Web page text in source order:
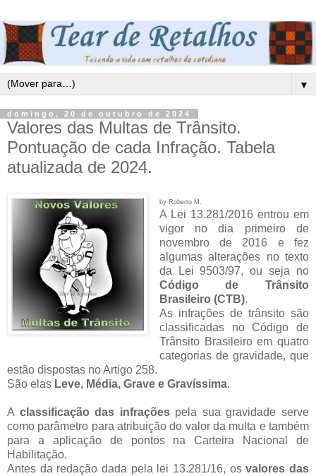
▼
domingo, 20 de outubro de 2024
Valores das Multas de Trânsito.
Pontuação de cada Infração. Tabela
atualizada de 2024.
by Roberto M.
A Lei 13.281/2016 entrou em
vigor no dia primeiro de
novembro de 2016 e fez
algumas alterações no texto
da Lei 9503/97, ou seja no
Código de Trânsito
Brasileiro (CTB).
As infrações de trânsito são
classificadas no Código de
Trânsito Brasileiro em quatro
categorias de gravidade, que
estão dispostas no Artigo 258.
São elas Leve, Média, Grave e Gravíssima.
A classificação das infraçõespela sua gravidade serve
como parâmetro para atribuição do valor da multa e também
para a aplicação de pontos na Carteira Nacional de
Habilitação.
Antes da redação dada pela lei 13.281/16, osvalores das